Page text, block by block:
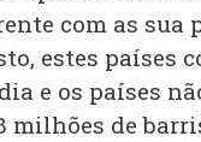
com as sua
estes países
e os países
milhões de